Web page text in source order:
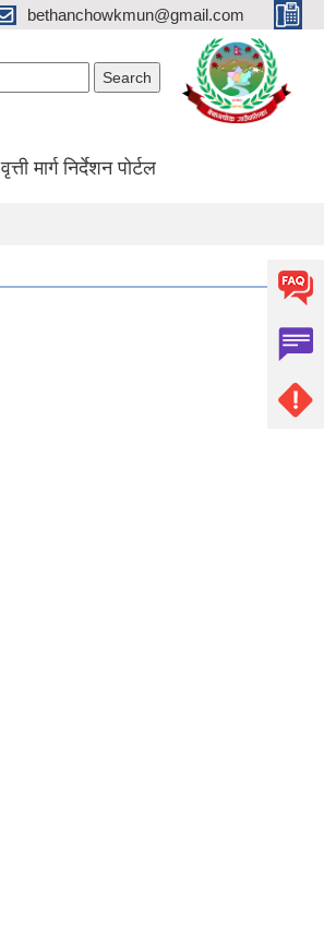
bethanchowkmun@gmail.com
वृत्ती मार्ग निर्देशन पोर्टल